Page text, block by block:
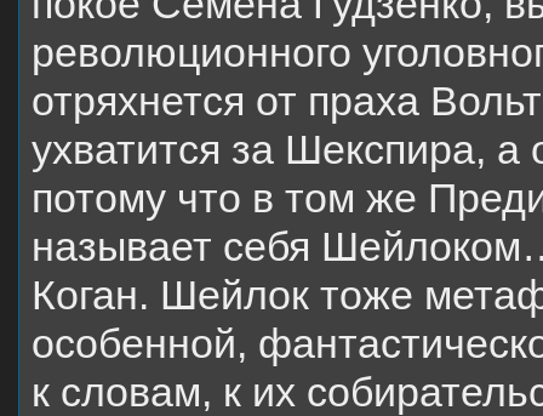
революционного
отряхнется от праха
ухватится за Шекспира, а
потому что в том же
называет себя
Коган. Шейлок тоже
особенной,
к словам, к их